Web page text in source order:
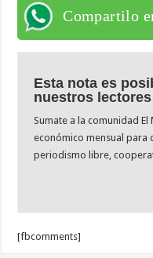
Compartilo
Esta nota es
nuestros lectores
Sumate a la comunidad
económico mensual para
periodismo libre,
[fbcomments]